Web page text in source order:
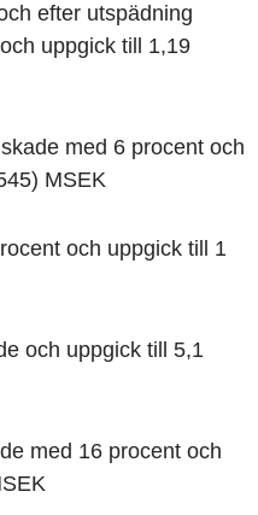
efter utspädning
uppgick till 1,19
med 6 procent och
MSEK
och uppgick till 1
och uppgick till 5,1
med 16 procent och